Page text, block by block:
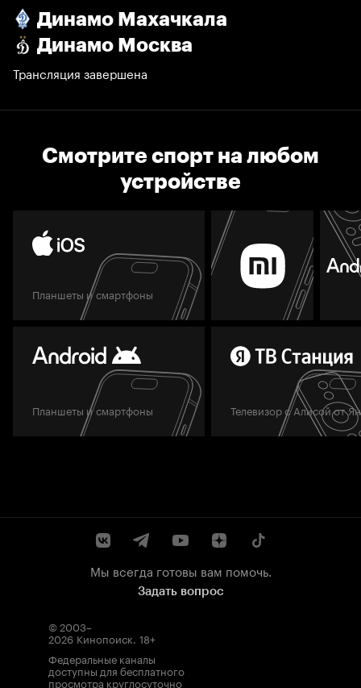
Динамо Махачкала
Динамо Москва
Трансляция завершена
Смотрите спорт на любом
устройстве
Планшеты и смартфоны
Планшеты и смартфоны Телевизор с Алисой от
Мы всегда готовы вам помочь.
Задать вопрос
© 2003–
2026 Кинопоиск. 18+
Федеральные каналы
доступны для бесплатного
просмотра круглосуточно